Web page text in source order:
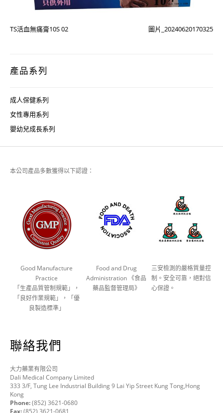
TS活血無痛膏10S 02 圖片_20240620170325
產品系列
成人保健系列
女性專用系列
嬰幼兒成長系列
本公司產品多數獲得以下認證：
Good Manufacture
Practice
「生產品質管制規範」，
「良好作業規範」，「優
良製造標準」
Food and Drug
Administration 《食品
藥品監督管理局》
三安檢測的嚴格質量控
制。安全可靠，絕對信
心保證。
聯絡我們
大力藥業有限公司
Dali Medical Company Limited
333 3/F, Tung Lee Industrial Building 9 Lai Yip Street Kung Tong,Hong
Kong
Phone:(852) 3621-0680
Fax:(852) 3621-0681